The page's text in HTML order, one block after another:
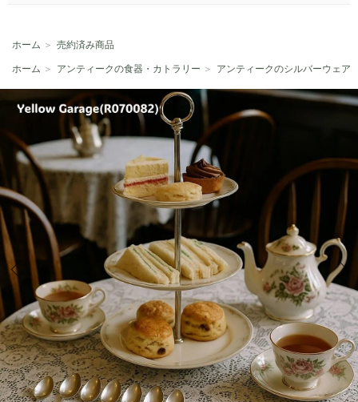
ホーム ＞ 売約済み商品
ホーム ＞ アンティークの食器・カトラリー ＞ アンティークのシルバーウェア